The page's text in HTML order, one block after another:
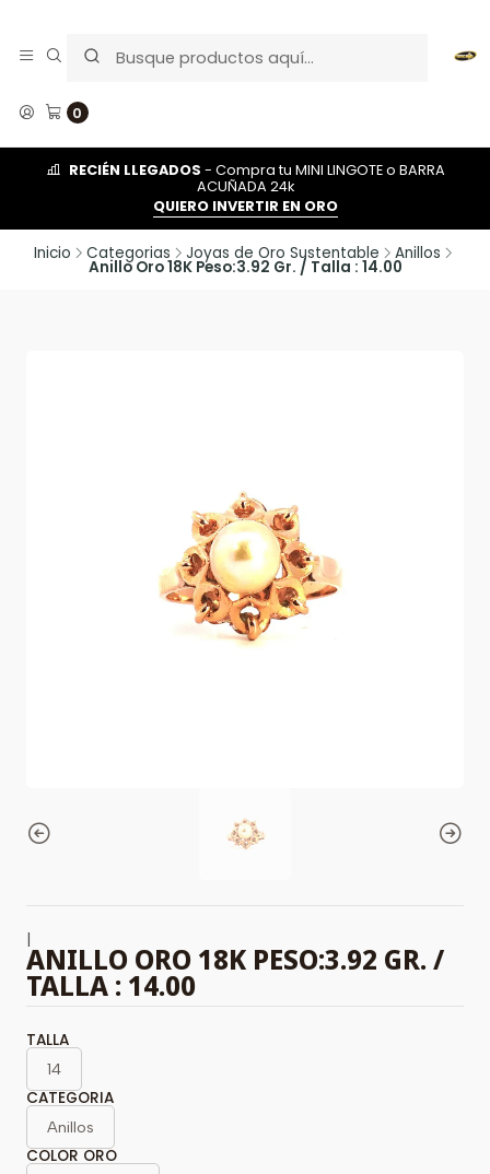
0
RECIÉN LLEGADOS - Compra tu MINI LINGOTE o BARRA
ACUÑADA 24k
QUIERO INVERTIR EN ORO
Inicio Categorias Joyas de Oro Sustentable Anillos
Anillo Oro 18K Peso:3.92 Gr. / Talla : 14.00
|
ANILLO ORO 18K PESO:3.92 GR. /
TALLA : 14.00
TALLA
14
CATEGORIA
Anillos
COLOR ORO